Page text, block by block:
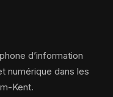
d’information
numérique dans les
Kent.